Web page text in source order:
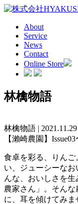
About
Service
News
Contact
Online Store
林檎物語
林檎物語 |
【瀨崎農園】
食卓を彩る、りん
い、ジューシーな
んな、おいしさを
農家さん」。そん
に、耳を傾けてみま